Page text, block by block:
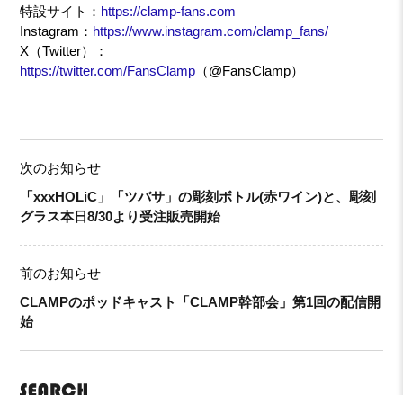
特設サイト： https://clamp-fans.com
Instagram： https://www.instagram.com/clamp_fans/
X（Twitter）：
https://twitter.com/FansClamp （@FansClamp）
次のお知らせ
「xxxHOLiC」「ツバサ」の彫刻ボトル(赤ワイン)と、彫刻
グラス本日8/30より受注販売開始
前のお知らせ
CLAMPのポッドキャスト「CLAMP幹部会」第1回の配信開
始